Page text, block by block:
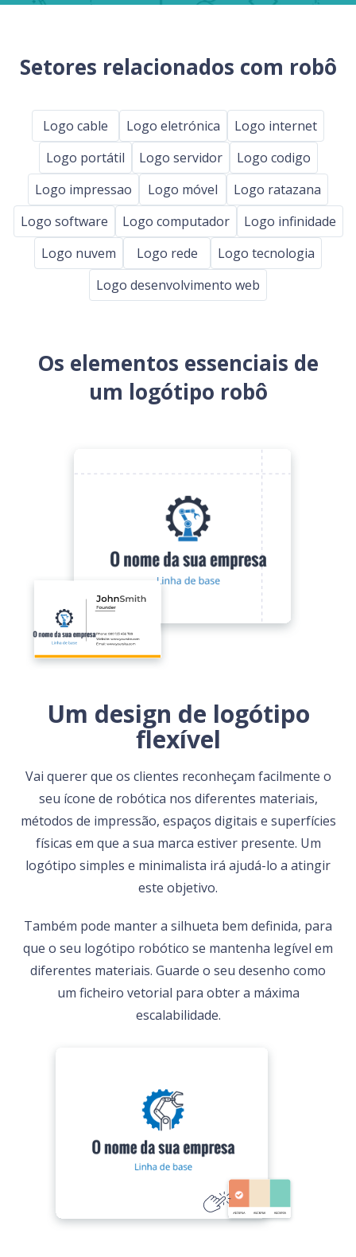
Setores relacionados com robô
Logo cable Logo eletrónica
Logo internet
Logo portátil
Logo servidor
Logo codigo
Logo impressao
Logo móvel
Logo ratazana
Logo software
Logo computador
Logo infinidade
Logo nuvem
Logo rede
Logo tecnologia
Logo desenvolvimento web
Os elementos essenciais de
um logótipo robô
Um design de logótipo
flexível
Vai querer que os clientes reconheçam facilmente o
seu ícone de robótica nos diferentes materiais,
métodos de impressão, espaços digitais e superfícies
físicas em que a sua marca estiver presente. Um
logótipo simples e minimalista irá ajudá-lo a atingir
este objetivo.
Também pode manter a silhueta bem definida, para
que o seu logótipo robótico se mantenha legível em
diferentes materiais. Guarde o seu desenho como
um ficheiro vetorial para obter a máxima
escalabilidade.